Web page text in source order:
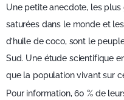
Une petite anecdote, les
saturées dans le monde et
d’huile de coco, sont le
Sud. Une étude scientifique
que la population vivant sur
Pour information, 60 % de